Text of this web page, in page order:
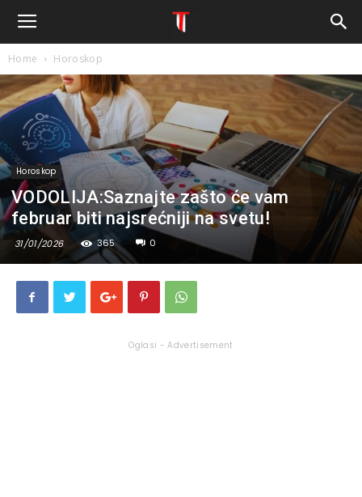
Home Horoskop
Horoskop
VODOLIJA:Saznajte zašto će vam
februar biti najsrećniji na svetu!
31/01/2026 365 0
Oglasi - Advertisement